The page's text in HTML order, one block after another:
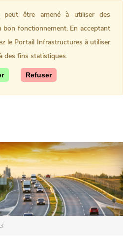
peut être amené à utiliser des
bon fonctionnement. En acceptant
le Portail Infrastructures à utiliser
des fins statistiques.
Refuser